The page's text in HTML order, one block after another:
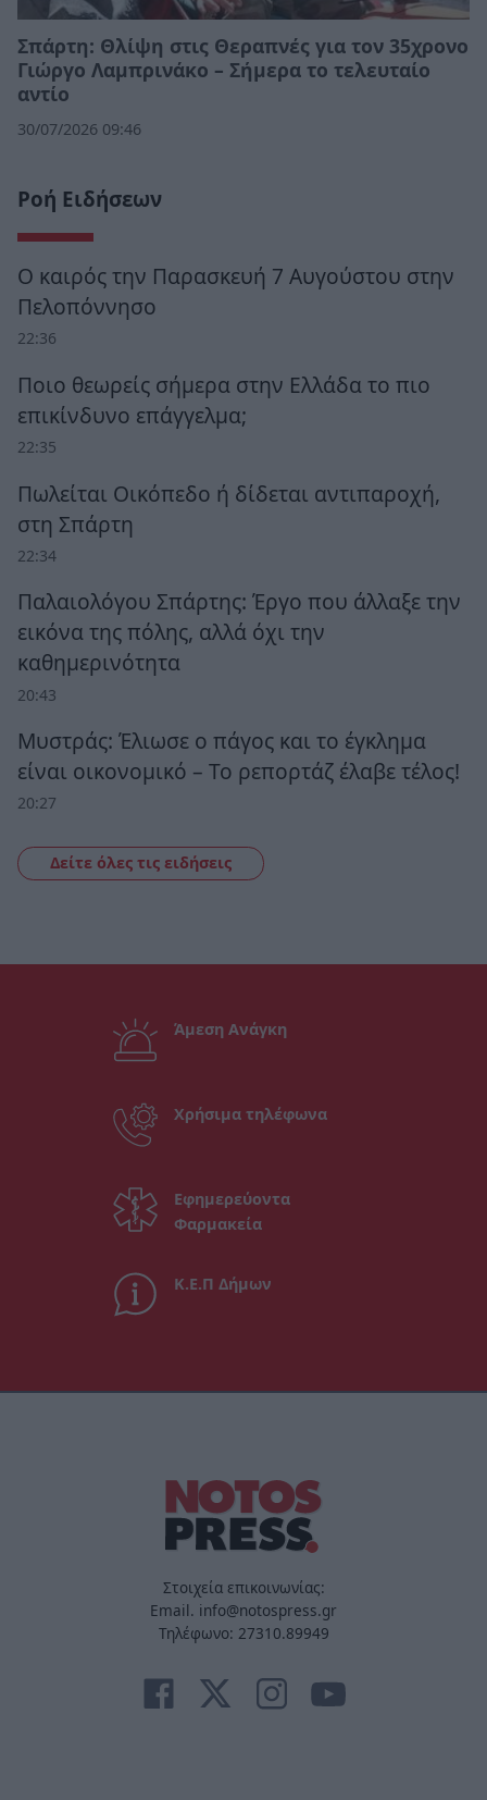
Σπάρτη: Θλίψη στις Θεραπνές για τον 35χρονο
Γιώργο Λαμπρινάκο – Σήμερα το τελευταίο
αντίο
30/07/2026 09:46
Ροή Ειδήσεων
Ο καιρός την Παρασκευή 7 Αυγούστου στην
Πελοπόννησο
22:36
Ποιο θεωρείς σήμερα στην Ελλάδα το πιο
επικίνδυνο επάγγελμα;
22:35
Πωλείται Οικόπεδο ή δίδεται αντιπαροχή,
στη Σπάρτη
22:34
Παλαιολόγου Σπάρτης: Έργο που άλλαξε την
εικόνα της πόλης, αλλά όχι την
καθημερινότητα
20:43
Μυστράς: Έλιωσε ο πάγος και το έγκλημα
είναι οικονομικό – Το ρεπορτάζ έλαβε τέλος!
20:27
Δείτε όλες τις ειδήσεις
Άμεση Ανάγκη
Χρήσιμα τηλέφωνα
Εφημερεύοντα
Φαρμακεία
Κ.Ε.Π Δήμων
Στοιχεία επικοινωνίας:
Email. info@notospress.gr
Τηλέφωνο: 27310.89949